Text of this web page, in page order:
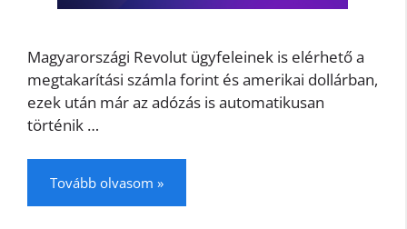
Magyarországi Revolut ügyfeleinek is elérhető a
megtakarítási számla forint és amerikai dollárban,
ezek után már az adózás is automatikusan
történik …
Tovább olvasom »